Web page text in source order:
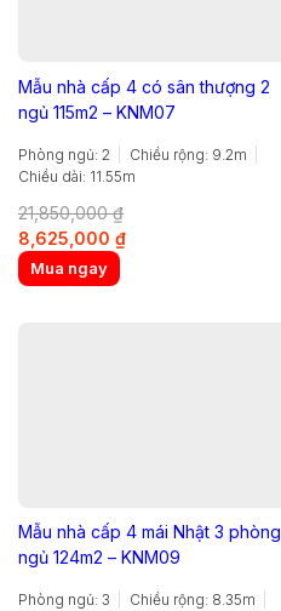
Mẫu nhà cấp 4 có sân thượng 2
ngủ 115m2 – KNM07
Phòng ngủ: 2
Chiều rộng: 9.2m
Chiều dài: 11.55m
21,850,000₫
Original
price
was:
8,625,000 ₫Current
Mua ngay
Mẫu nhà cấp 4 mái Nhật 3 phòng
ngủ 124m2 – KNM09
Phòng ngủ: 3
Chiều rộng: 8.35m